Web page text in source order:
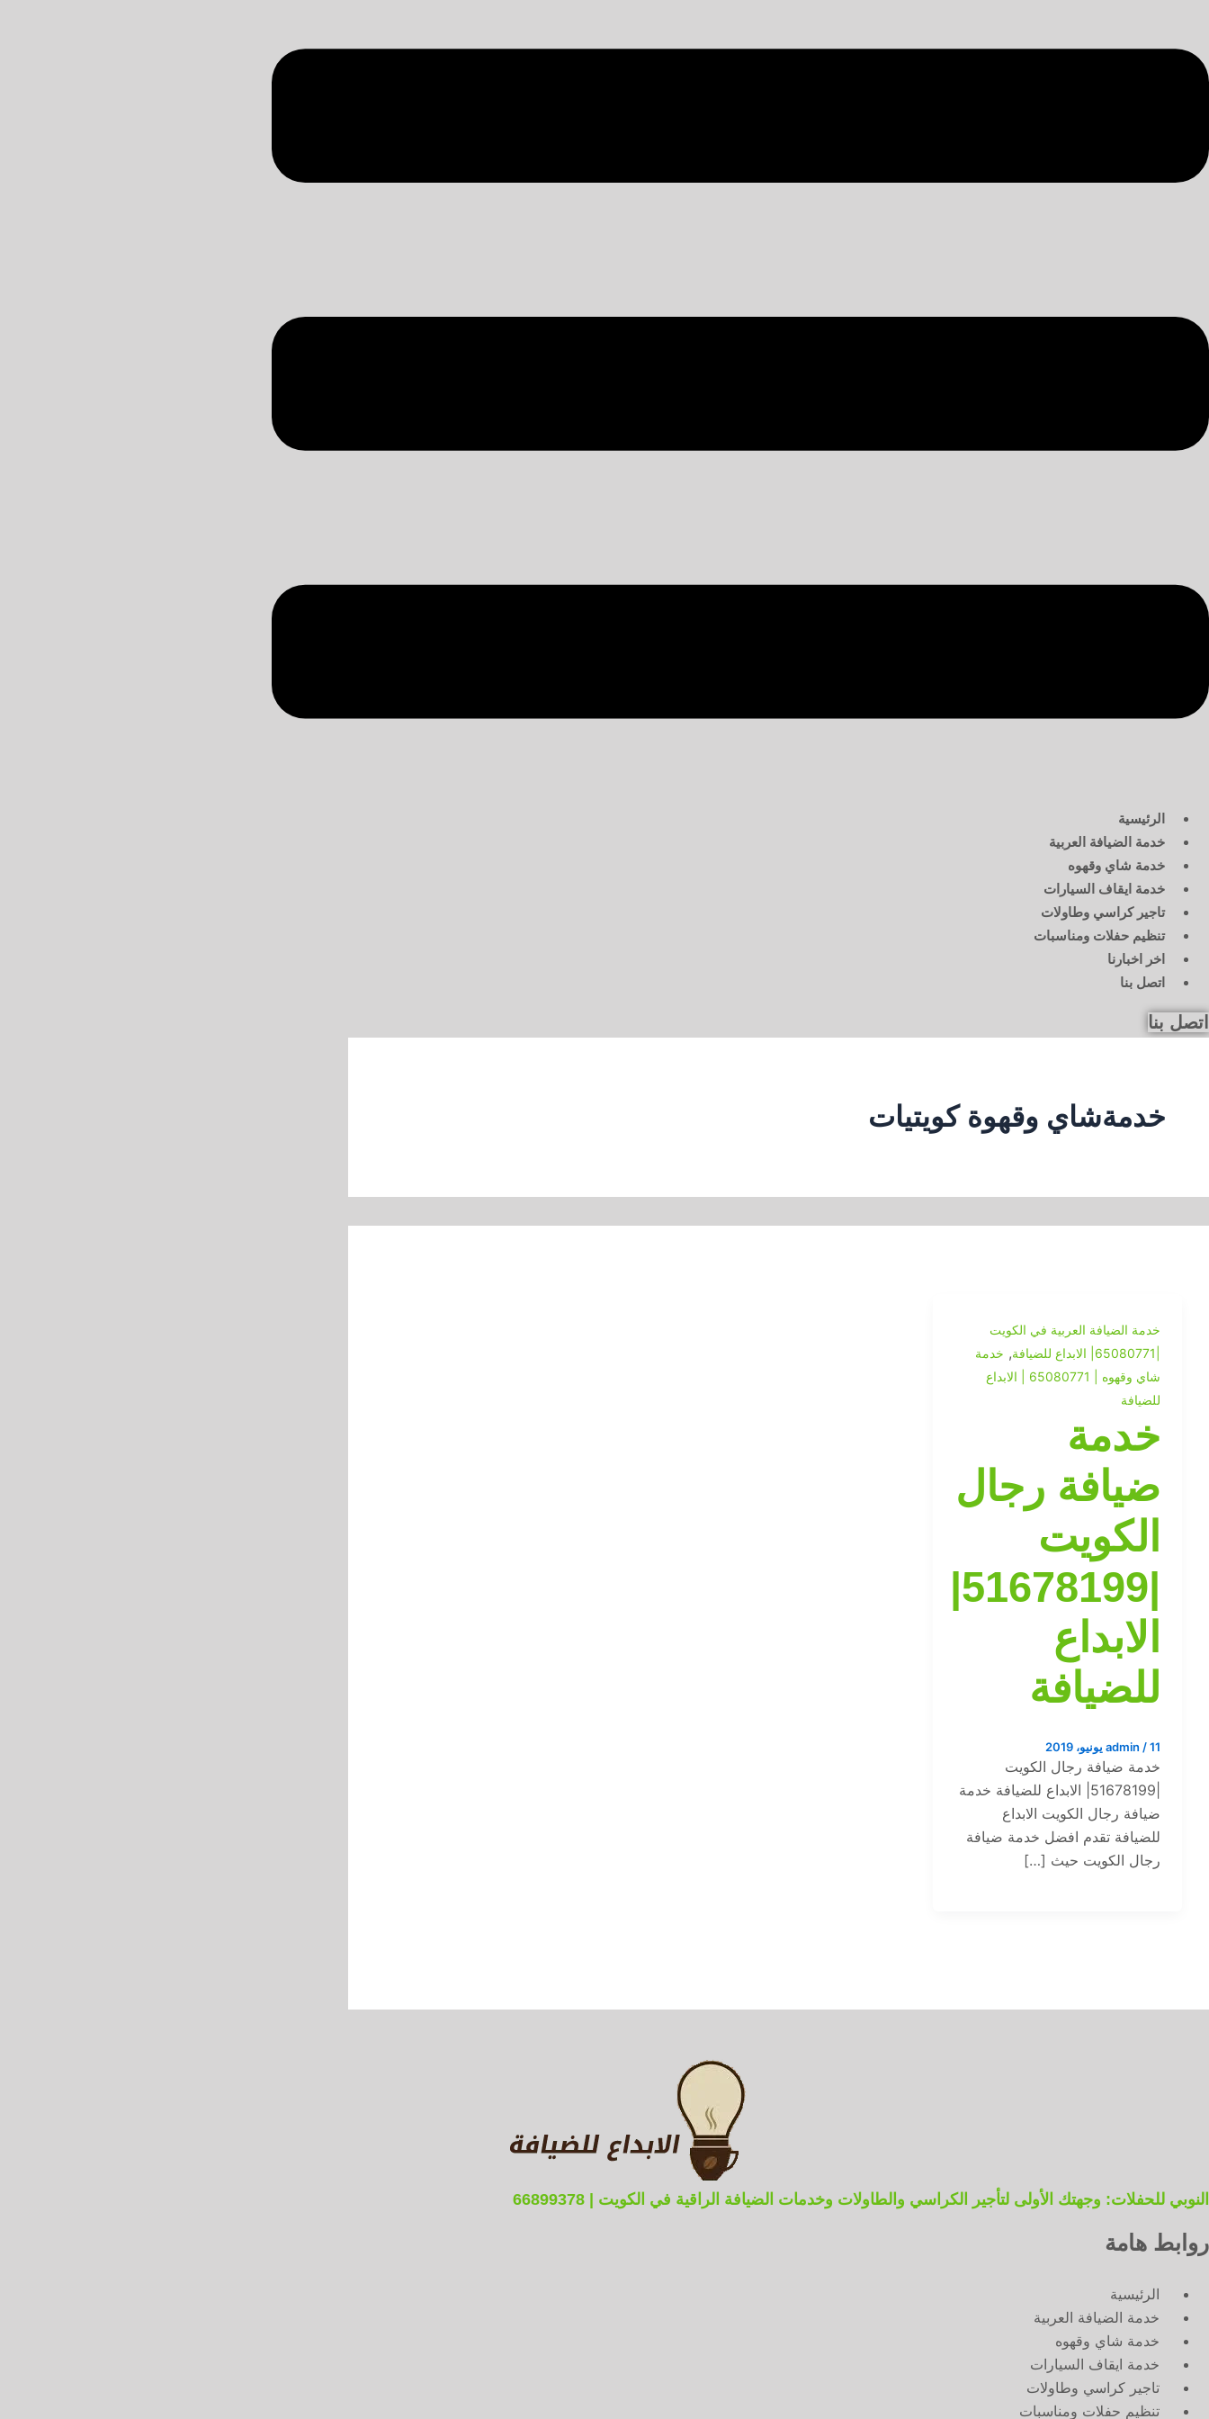
الرئيسية
خدمة الضيافة العربية
خدمة شاي وقهوه
خدمة ايقاف السيارات
تاجير كراسي وطاولات
تنظيم حفلات ومناسبات
اخر اخبارنا
اتصل بنا
اتصل بنا
خدمةشاي وقهوة كويتيات
خدمة الضيافة العربية في الكويت
, خدمة
شاي وقهوه | 65080771 | الابداع
للضيافة
خدمة
ضيافة رجال
الكويت
|51678199|
الابداع
للضيافة
admin /11 يونيو، 2019
خدمة ضيافة رجال الكويت
|51678199| الابداع للضيافة خدمة
ضيافة رجال الكويت الابداع
للضيافة تقدم افضل خدمة ضيافة
رجال الكويت حيث […]
النوبي للحفلات: وجهتك الأولى لتأجير الكراسي والطاولات وخدمات الضيافة الراقية في الكويت | 66899378
روابط هامة
الرئيسية
خدمة الضيافة العربية
خدمة شاي وقهوه
خدمة ايقاف السيارات
تاجير كراسي وطاولات
تنظيم حفلات ومناسبات